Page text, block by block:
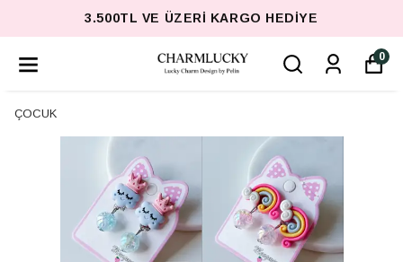
3.500TL VE ÜZERI KARGO HEDIYE
0
ÇOCUK